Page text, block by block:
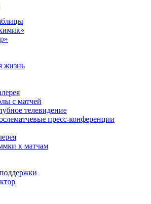
жизнь
с матчей
телевидение
пресс-конференции
к матчам